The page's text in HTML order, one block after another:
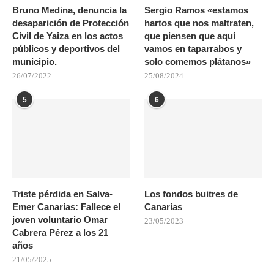
Bruno Medina, denuncia la
desaparición de Protección
Civil de Yaiza en los actos
públicos y deportivos del
municipio.
26/07/2022
Sergio Ramos «estamos
hartos que nos maltraten,
que piensen que aquí
vamos en taparrabos y
solo comemos plátanos»
25/08/2024
5
Triste pérdida en Salva-
Emer Canarias: Fallece el
joven voluntario Omar
Cabrera Pérez a los 21
años
21/05/2025
6
Los fondos buitres de
Canarias
23/05/2023